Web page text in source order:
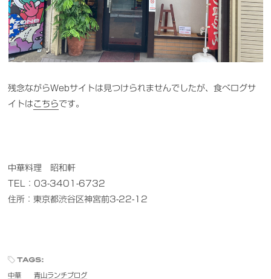
残念ながらWebサイトは見つけられませんでしたが、食べログサ
イトはこちらです。
中華料理 昭和軒
TEL：03-3401-6732
住所：東京都渋谷区神宮前3-22-12
tags:
中華 青山ランチブログ